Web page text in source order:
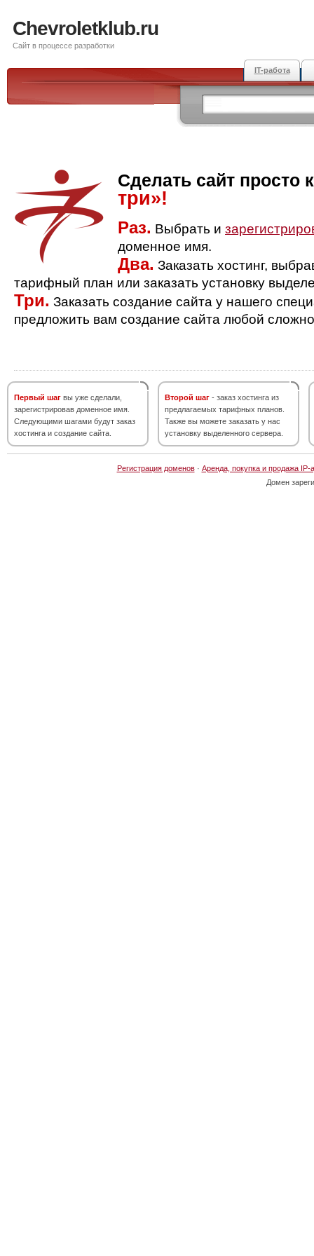
Chevroletklub.ru
Сайт в процессе разработки
IT-работа
Сделать сайт просто
три»!
Раз. Выбрать и
доменное имя.
Два. Заказать хостинг,
тарифный план или заказать установку
Три. Заказать создание сайта у нашего
предложить вам создание сайта любой
Первый шаг вы уже сделали,
зарегистрировав доменное имя.
Следующими шагами будут заказ
хостинга и создание сайта.
Второй шаг - заказ хостинга из
предлагаемых тарифных планов.
Также вы можете заказать у нас
установку выделенного сервера.
Регистрация доменов· Аренда, покупка и продажа IP-
Домен